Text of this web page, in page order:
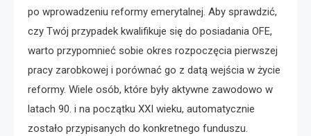
po wprowadzeniu reformy emerytalnej. Aby sprawdzić,
czy Twój przypadek kwalifikuje się do posiadania OFE,
warto przypomnieć sobie okres rozpoczęcia pierwszej
pracy zarobkowej i porównać go z datą wejścia w życie
reformy. Wiele osób, które były aktywne zawodowo w
latach 90. i na początku XXI wieku, automatycznie
zostało przypisanych do konkretnego funduszu.